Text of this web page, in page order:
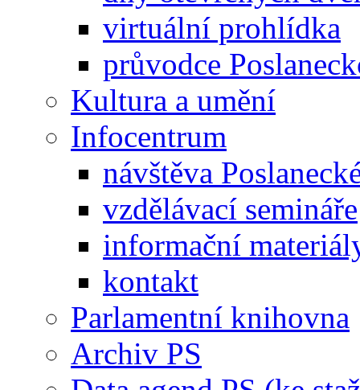
virtuální prohlídka
průvodce
Kultura a umění
Infocentrum
návštěva
vzdělávací semináře
informační
kontakt
Parlamentní knihovna
Archiv PS